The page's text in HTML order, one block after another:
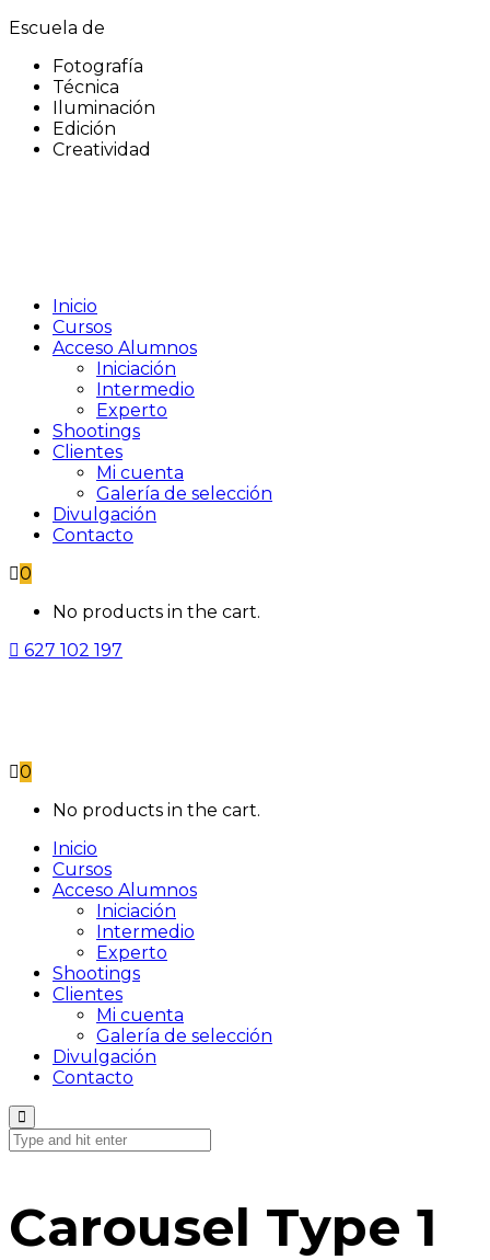
Escuela de
Fotografía
Técnica
Iluminación
Edición
Creatividad
Inicio
Cursos
Acceso Alumnos
Iniciación
Intermedio
Experto
Shootings
Clientes
Mi cuenta
Galería de selección
Divulgación
Contacto
0
No products in the cart.
627 102 197
0
No products in the cart.
Inicio
Cursos
Acceso Alumnos
Iniciación
Intermedio
Experto
Shootings
Clientes
Mi cuenta
Galería de selección
Divulgación
Contacto
Carousel Type 1